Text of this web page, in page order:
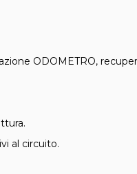
ODOMETRO,
al circuito.